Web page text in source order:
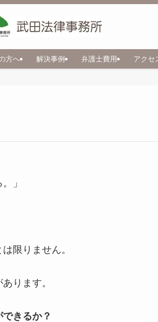
方へ 解決事例 弁護士費用 アクセ
」
限りません。
ります。
きるか？